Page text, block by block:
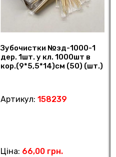
Зубочистки №зд-1000-1
дер. 1шт. у кл. 1000шт в
кор.(9*5,5*14)см (50) (шт.)
Артикул: 158239
Ціна: 66,00 грн.